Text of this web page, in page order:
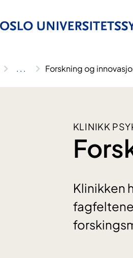
.. . Forskning og
KLINIKK
Klinikken